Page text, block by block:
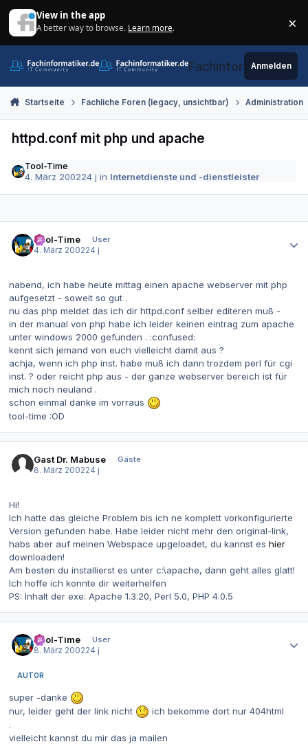
View in the app
A better way to browse. Learn more. ×
Fachinformatiker.de
Anmelden
Startseite Fachliche Foren (legacy, unsichtbar) Administration
httpd.conf mit php und apache
Tool-Time
4. März 200224 j in Internetdienste und -dienstleister
Tool-Time
User
4. März 200224 j
nabend, ich habe heute mittag einen apache webserver mit php
aufgesetzt - soweit so gut .
nu das php meldet das ich dir httpd.conf selber editeren muß -
in der manual von php habe ich leider keinen eintrag zum apache
unter windows 2000 gefunden . :confused:
kennt sich jemand von euch vielleicht damit aus ?
achja, wenn ich php inst. habe muß ich dann trozdem perl für cgi
inst. ? oder reicht php aus - der ganze webserver bereich ist für
mich noch neuland .
schon einmal danke im vorraus
tool-time :OD
Gast Dr. Mabuse
Gäste
8. März 200224 j
Hi!
Ich hatte das gleiche Problem bis ich ne komplett vorkonfigurierte
Version gefunden habe. Habe leider nicht mehr den original-link,
habs aber auf meinen Webspace upgeloadet, du kannst es hier
downloaden!
Am besten du installierst es unter c:\apache, dann geht alles glatt!
Ich hoffe ich konnte dir weiterhelfen
PS: Inhalt der exe: Apache 1.3.20, Perl 5.0, PHP 4.0.5
Tool-Time
User
8. März 200224 j
AUTOR
super -danke
nur, leider geht der link nicht
ich bekomme dort nur 404html
.
vielleicht kannst du mir das ja mailen